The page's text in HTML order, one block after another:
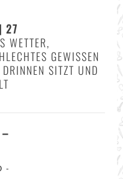
27
WETTER,
GEWISSEN
SITZT UND